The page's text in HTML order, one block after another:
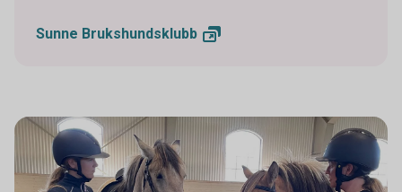
Sunne Brukshundsklubb